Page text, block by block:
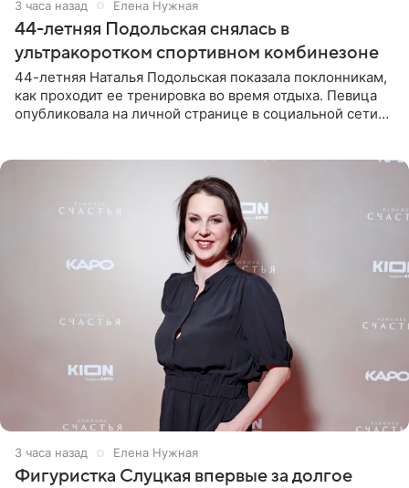
3 часа назад Елена Нужная
44-летняя Подольская снялась в
ультракоротком спортивном комбинезоне
44-летняя Наталья Подольская показала поклонникам,
как проходит ее тренировка во время отдыха. Певица
опубликовала на личной странице в социальной сети
3 часа назад Елена Нужная
Фигуристка Слуцкая впервые за долгое